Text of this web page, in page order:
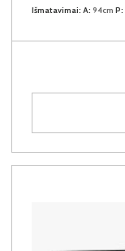
Išmatavimai: A: 94cm P: